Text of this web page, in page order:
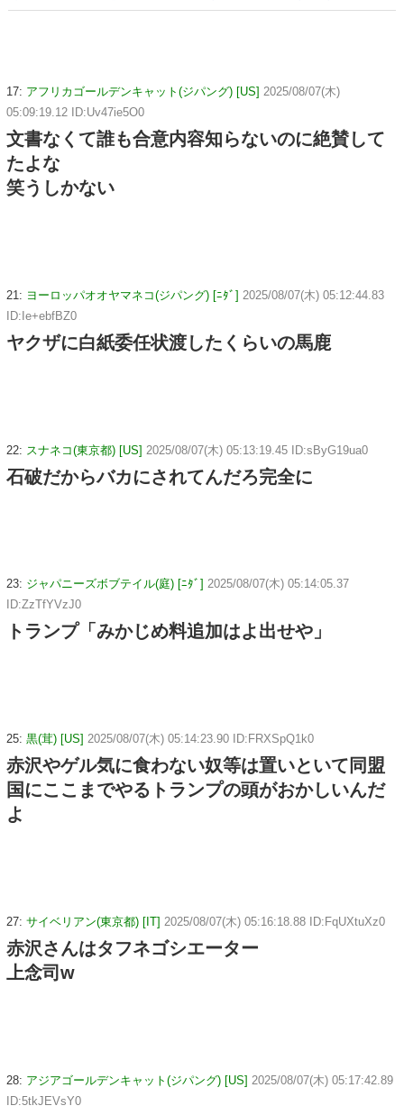
んだよなw w w w w w w w
17: アフリカゴールデンキャット(ジパング) [US] 2025/08/07(木)
05:09:19.12 ID:Uv47ie5O0
文書なくて誰も合意内容知らないのに絶賛して
たよな
笑うしかない
21: ヨーロッパオオヤマネコ(ジパング) [ﾆﾀﾞ] 2025/08/07(木) 05:12:44.83
ID:Ie+ebfBZ0
ヤクザに白紙委任状渡したくらいの馬鹿
22: スナネコ(東京都) [US] 2025/08/07(木) 05:13:19.45 ID:sByG19ua0
石破だからバカにされてんだろ完全に
23: ジャパニーズボブテイル(庭) [ﾆﾀﾞ] 2025/08/07(木) 05:14:05.37
ID:ZzTfYVzJ0
トランプ「みかじめ料追加はよ出せや」
25: 黒(茸) [US] 2025/08/07(木) 05:14:23.90 ID:FRXSpQ1k0
赤沢やゲル気に食わない奴等は置いといて同盟
国にここまでやるトランプの頭がおかしいんだ
よ
27: サイベリアン(東京都) [IT] 2025/08/07(木) 05:16:18.88 ID:FqUXtuXz0
赤沢さんはタフネゴシエーター
上念司w
28: アジアゴールデンキャット(ジパング) [US] 2025/08/07(木) 05:17:42.89
ID:5tkJEVsY0